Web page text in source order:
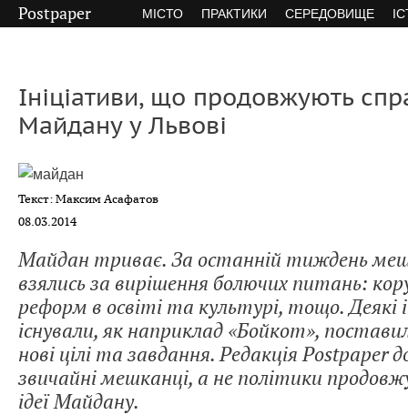
Postpaper МІСТО ПРАКТИКИ СЕРЕДОВИЩЕ
Ініціативи, що продовжують
Майдану у Львові
Текст: Максим Асафатов
08.03.2014
Майдан триває. За останній тиждень
взялись за вирішення болючих питань:
реформ в освіті та культурі, тощо. Деякі
існували, як наприклад «Бойкот»,
нові цілі та завдання. Редакція Postpaper
звичайні мешканці, а не політики
ідеї Майдану.